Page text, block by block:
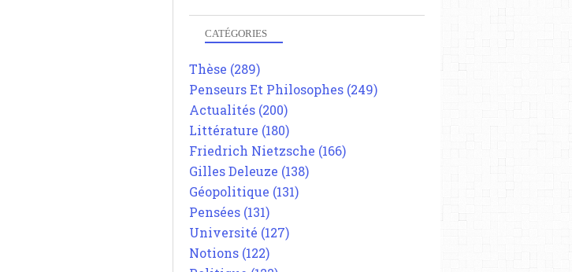
CATÉGORIES
Thèse (289)
Penseurs Et Philosophes (249)
Actualités (200)
Littérature (180)
Friedrich Nietzsche (166)
Gilles Deleuze (138)
Géopolitique (131)
Pensées (131)
Université (127)
Notions (122)